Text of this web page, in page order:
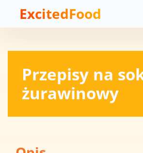
ExcitedFood
Przepisy na
żurawinowy